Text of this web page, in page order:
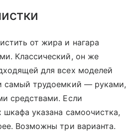
от жира и нагара
Классический, он же
для всех моделей
самый трудоемкий — руками,
средствами. Если
шкафа указана самоочистка,
Возможны три варианта.